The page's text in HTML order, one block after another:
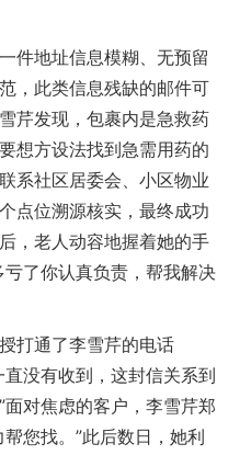
地址信息模糊、无预留
，此类信息残缺的邮件可
芹发现，包裹内是急救药
想方设法找到急需用药的
系社区居委会、小区物业
点位溯源核实，最终成功
，老人动容地握着她的手
了你认真负责，帮我解决
通了李雪芹的电话
没有收到，这封信关系到
对焦虑的客户，李雪芹郑
您找。”此后数日，她利